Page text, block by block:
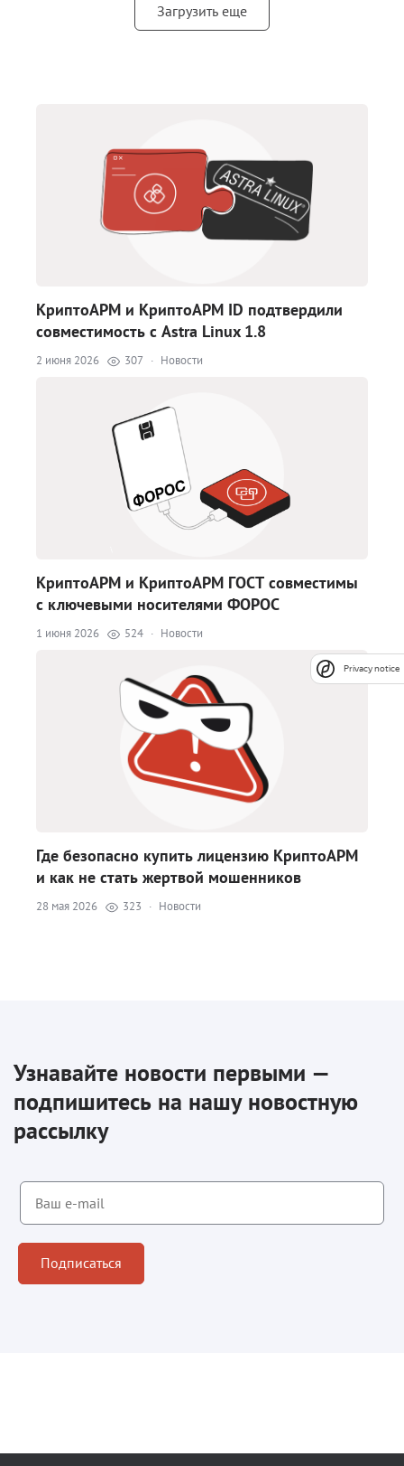
Загрузить еще
КриптоАРМ и КриптоАРМ ID подтвердили
совместимость с Astra Linux 1.8
2 июня 2026 307 · Новости
КриптоАРМ и КриптоАРМ ГОСТ совместимы
с ключевыми носителями ФОРОС
1 июня 2026 524 · Новости
Где безопасно купить лицензию КриптоАРМ
и как не стать жертвой мошенников
28 мая 2026 323 · Новости
Узнавайте новости первыми —
подпишитесь на нашу новостную
рассылку
Подписаться
Privacy notice